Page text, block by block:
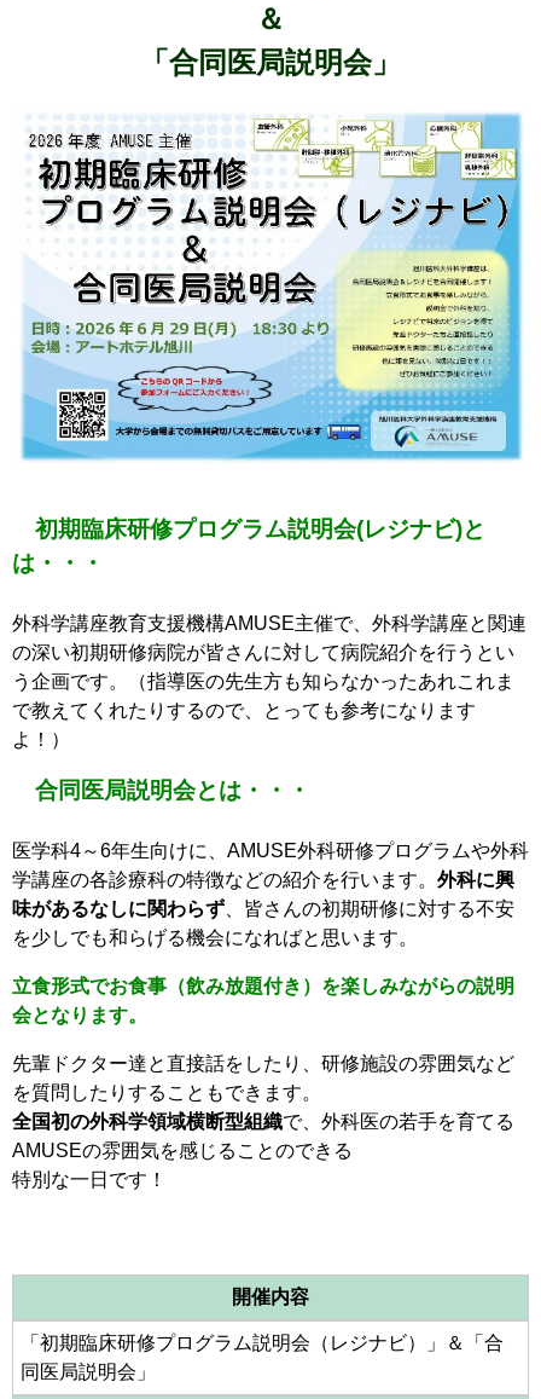
＆
「合同医局説明会」
初期臨床研修プログラム説明会(レジナビ)と
は・・・
外科学講座教育支援機構AMUSE主催で、外科学講座と関連
の深い初期研修病院が皆さんに対して病院紹介を行うとい
う企画です。（指導医の先生方も知らなかったあれこれま
で教えてくれたりするので、とっても参考になります
よ！）
合同医局説明会とは・・・
医学科4～6年生向けに、AMUSE外科研修プログラムや外科
学講座の各診療科の特徴などの紹介を行います。 外科に興
味があるなしに関わらず 、皆さんの初期研修に対する不安
を少しでも和らげる機会になればと思います。
立食形式でお食事（飲み放題付き）を楽しみながらの説明
会となります。
先輩ドクター達と直接話をしたり、研修施設の雰囲気など
を質問したりすることもできます。
全国初の外科学領域横断型組織で、外科医の若手を育てる
AMUSEの雰囲気を感じることのできる
特別な一日です！
開催内容
「初期臨床研修プログラム説明会（レジナビ）」＆「合
同医局説明会」